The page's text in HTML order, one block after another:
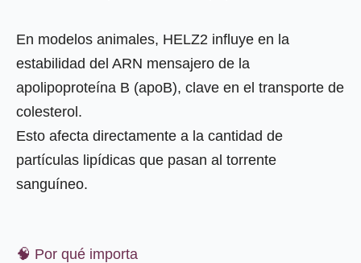
En modelos animales, HELZ2 influye en la
estabilidad del ARN mensajero de la
apolipoproteína B (apoB), clave en el transporte de
colesterol.
Esto afecta directamente a la cantidad de
partículas lipídicas que pasan al torrente
sanguíneo.
🧠 Por qué importa